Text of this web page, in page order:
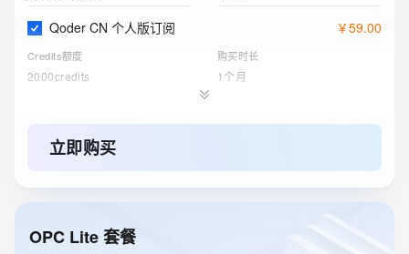
Qoder CN 个人版订阅 ￥59.00
Credits额度
2000credits
购买时长
1个月
存储空间
免费版
立即购买
OPC Lite 套餐